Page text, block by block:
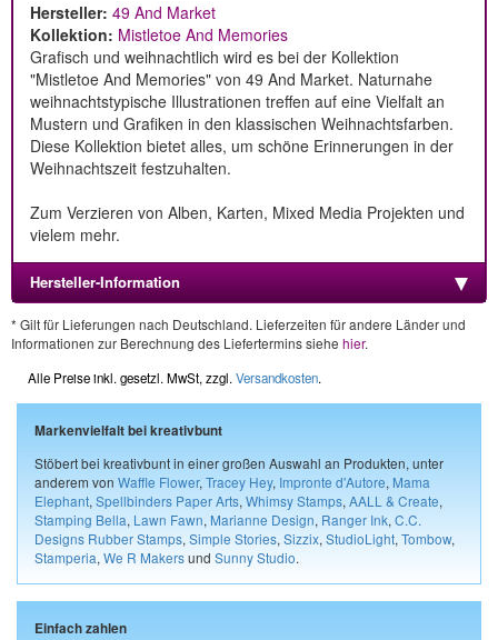
Hersteller: 49 And Market
Kollektion: Mistletoe And Memories
Grafisch und weihnachtlich wird es bei der Kollektion
"Mistletoe And Memories" von 49 And Market. Naturnahe
weihnachtstypische Illustrationen treffen auf eine Vielfalt an
Mustern und Grafiken in den klassischen Weihnachtsfarben.
Diese Kollektion bietet alles, um schöne Erinnerungen in der
Weihnachtszeit festzuhalten.
Zum Verzieren von Alben, Karten, Mixed Media Projekten und
vielem mehr.
Hersteller-Information
* Gilt für Lieferungen nach Deutschland. Lieferzeiten für andere Länder und
Informationen zur Berechnung des Liefertermins siehe hier.
Alle Preise inkl. gesetzl. MwSt, zzgl. Versandkosten.
Markenvielfalt bei kreativbunt
Stöbert bei kreativbunt in einer großen Auswahl an Produkten, unter
anderem von Waffle Flower, Tracey Hey, Impronte d'Autore, Mama
Elephant, Spellbinders Paper Arts, Whimsy Stamps, AALL & Create,
Stamping Bella, Lawn Fawn, Marianne Design, Ranger Ink, C.C.
Designs Rubber Stamps, Simple Stories, Sizzix, StudioLight, Tombow,
Stamperia, We R Makersund Sunny Studio.
Einfach zahlen